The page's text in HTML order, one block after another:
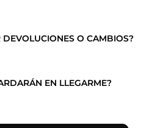
DEVOLUCIONES O CAMBIOS?
EN LLEGARME?